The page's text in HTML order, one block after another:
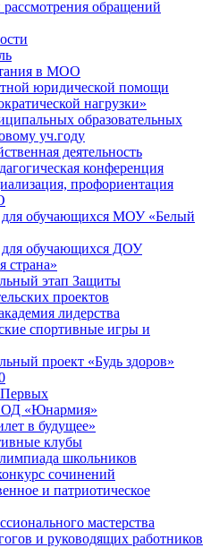
обращений
в МОО
юридической помощи
нагрузки»
образовательных
уч.году
деятельность
конференция
профориентация
для обучающихся МОУ «Белый
для обучающихся ДОУ
страна»
этап Защиты
проектов
лидерства
спортивные игры и
проект «Будь здоров»
«Юнармия»
в будущее»
клубы
школьников
сочинений
и патриотическое
мастерства
и руководящих работников